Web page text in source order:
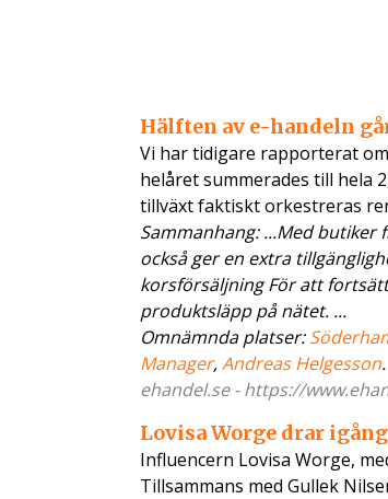
Hälften av e-handeln
Vi har tidigare rapporterat
helåret summerades till hela
tillväxt faktiskt orkestreras
Sammanhang: ...Med
också ger en extra
korsförsäljning För att
produktsläpp på nätet. ...
Omnämnda platser:
Manager,Andreas Helgesson.
ehandel.se - https://
Lovisa Worge drar
Influencern Lovisa Worge,
Tillsammans med Gullek